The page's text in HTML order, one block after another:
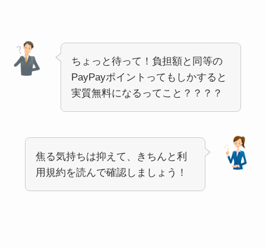
ちょっと待って！負担額と同等の
PayPayポイントってもしかすると
実質無料になるってこと？？？？
焦る気持ちは抑えて、きちんと利
用規約を読んで確認しましょう！